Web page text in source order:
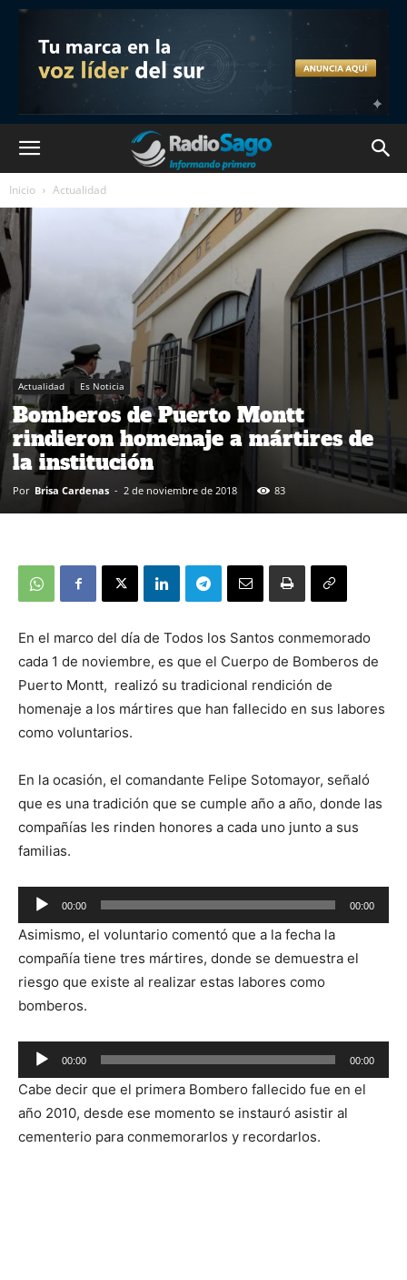
Inicio Actualidad
Actualidad Es Noticia
Bomberos de Puerto Montt
rindieron homenaje a mártires de
la institución
Por Brisa Cardenas - 2 de noviembre de 2018 83
En el marco del día de Todos los Santos conmemorado
cada 1 de noviembre, es que el Cuerpo de Bomberos de
Puerto Montt, realizó su tradicional rendición de
homenaje a los mártires que han fallecido en sus labores
como voluntarios.
En la ocasión, el comandante Felipe Sotomayor, señaló
que es una tradición que se cumple año a año, donde las
compañías les rinden honores a cada uno junto a sus
familias.
Reproductor
de
audio
00:00 00:00
Asimismo, el voluntario comentó que a la fecha la
compañía tiene tres mártires, donde se demuestra el
riesgo que existe al realizar estas labores como
bomberos.
Reproductor
de
audio
00:00 00:00
Cabe decir que el primera Bombero fallecido fue en el
año 2010, desde ese momento se instauró asistir al
cementerio para conmemorarlos y recordarlos.